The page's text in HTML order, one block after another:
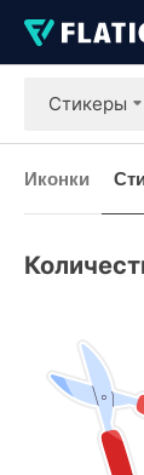
Стикеры
Иконки